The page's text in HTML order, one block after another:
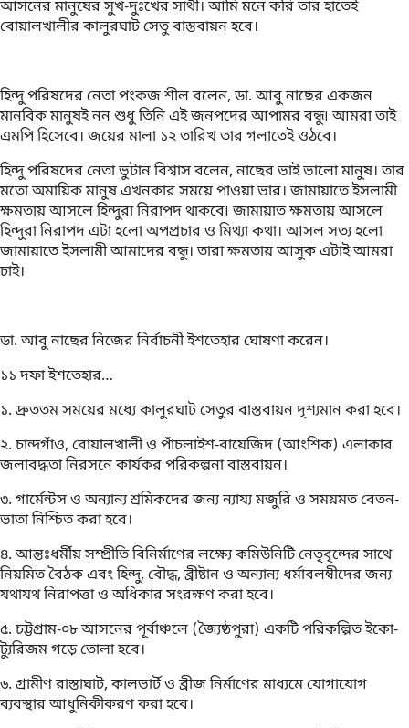
আসনের মানুষের সুখ-দুঃখের সাথী। আমি মনে করি তার হাতেই
বোয়ালখালীর কালুরঘাট সেতু বাস্তবায়ন হবে।
হিন্দু পরিষদের নেতা পংকজ শীল বলেন, ডা. আবু নাছের একজন
মানবিক মানুষই নন শুধু তিনি এই জনপদের আপামর বন্ধু৷ আমরা তাই
এমপি হিসেবে। জয়ের মালা ১২ তারিখ তার গলাতেই ওঠবে।
হিন্দু পরিষদের নেতা ভুটান বিশ্বাস বলেন, নাছের ভাই ভালো মানুষ। তার
মতো অমায়িক মানুষ এখনকার সময়ে পাওয়া ভার। জামায়াতে ইসলামী
ক্ষমতায় আসলে হিন্দুরা নিরাপদ থাকবে৷ জামায়াত ক্ষমতায় আসলে
হিন্দুরা নিরাপদ এটা হলো অপপ্রচার ও মিথ্যা কথা। আসল সত্য হলো
জামায়াতে ইসলামী আমাদের বন্ধু। তারা ক্ষমতায় আসুক এটাই আমরা
চাই।
ডা. আবু নাছের নিজের নির্বাচনী ইশতেহার ঘোষণা করেন।
১১ দফা ইশতেহার…
১. দ্রুততম সময়ের মধ্যে কালুরঘাট সেতুর বাস্তবায়ন দৃশ্যমান করা হবে।
২. চান্দগাঁও, বোয়ালখালী ও পাঁচলাইশ-বায়েজিদ (আংশিক) এলাকার
জলাবদ্ধতা নিরসনে কার্যকর পরিকল্পনা বাস্তবায়ন।
৩. গার্মেন্টস ও অন্যান্য শ্রমিকদের জন্য ন্যায্য মজুরি ও সময়মত বেতন-
ভাতা নিশ্চিত করা হবে।
৪. আন্তঃধর্মীয় সম্প্রীতি বিনির্মাণের লক্ষ্যে কমিউনিটি নেতৃবৃন্দের সাথে
নিয়মিত বৈঠক এবং হিন্দু, বৌদ্ধ, ব্রীষ্টান ও অন্যান্য ধর্মাবলম্বীদের জন্য
যথাযথ নিরাপত্তা ও অধিকার সংরক্ষণ করা হবে।
৫. চট্টগ্রাম-০৮ আসনের পূর্বাঞ্চলে (জ্যৈষ্ঠপুরা) একটি পরিকল্পিত ইকো-
ট্যুরিজম গড়ে তোলা হবে।
৬. গ্রামীণ রাস্তাঘাট, কালভার্ট ও ব্রীজ নির্মাণের মাধ্যমে যোগাযোগ
ব্যবস্থার আধুনিকীকরণ করা হবে।